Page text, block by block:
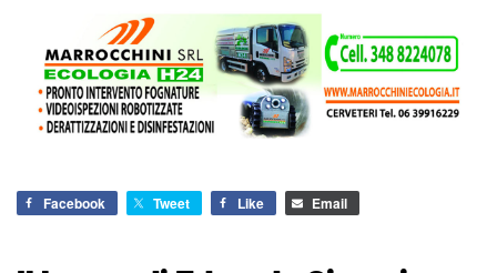
Facebook Tweet Like Email